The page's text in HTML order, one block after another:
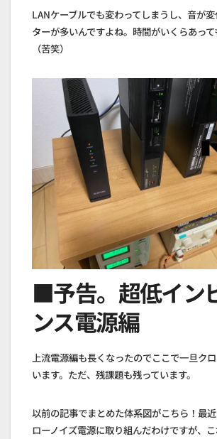
LANケーブルでも変わってしまうし、音が
ターが多いんですよね。時間がいくらあって
（苦笑）
■予告。超低イン
ンス電源編
上流電源編も長くなったのでここで一旦ク
います。ただ、残課題も残っています。
以前の記事でまとめた体系図がこちら！最
ローノイズ電源に取り組んだわけですが、